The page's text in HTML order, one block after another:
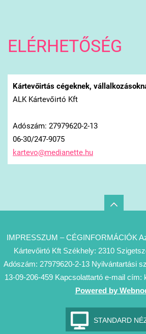
ELÉRHETŐSÉG
Kártevőirtás cégeknek,
ALK Kártevőirtó Kft
Adószám: 27979620-2-13
06-30/247-9075
kartevo@medianette.hu
IMPRESSZUM – CÉGINFORMÁCIÓK
Kártevőirtó Kft Székhely: 2310
Adószám: 27979620-2-13 Nyilvántartási
13-09-206-459 Kapcsolattartó e-mail cím:
Powered by
STANDARD